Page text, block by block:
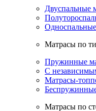
Двуспальные
Матрасы по
Пружинные
С
Матрасы-
Матрасы по